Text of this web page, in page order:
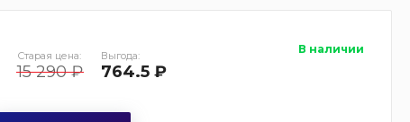
Старая цена:
15 290 ₽
Выгода:
764.5 ₽
В наличии